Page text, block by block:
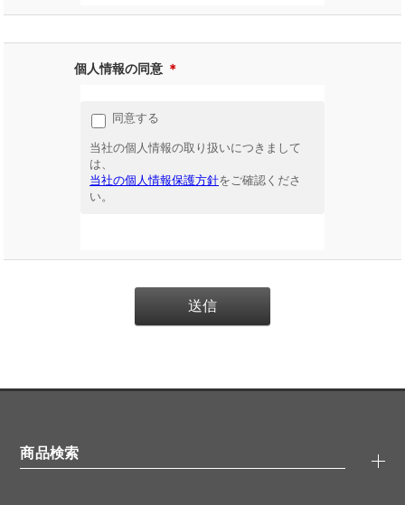
個人情報の同意 ＊
同意する
当社の個人情報の取り扱いにつきまして
は、
当社の個人情報保護方針をご確認くださ
い。
商品検索